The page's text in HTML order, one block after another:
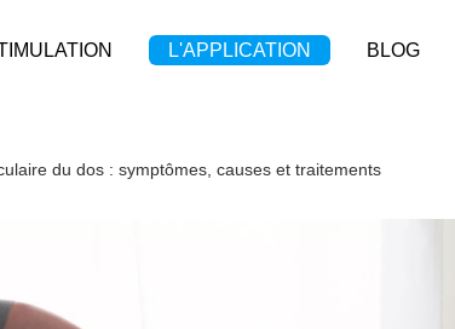
L'APPLICATION BLOG
du dos : symptômes, causes et traitements